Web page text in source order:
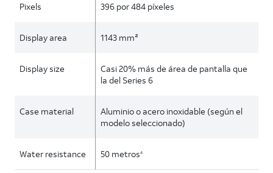
Pixels 396 por 484 píxeles
Display area 1143 mm²
Display size
Casi 20% más de área de pantalla que
la del Series 6
Case material
Aluminio o acero inoxidable (según el
modelo seleccionado)
Water resistance 50 metros4